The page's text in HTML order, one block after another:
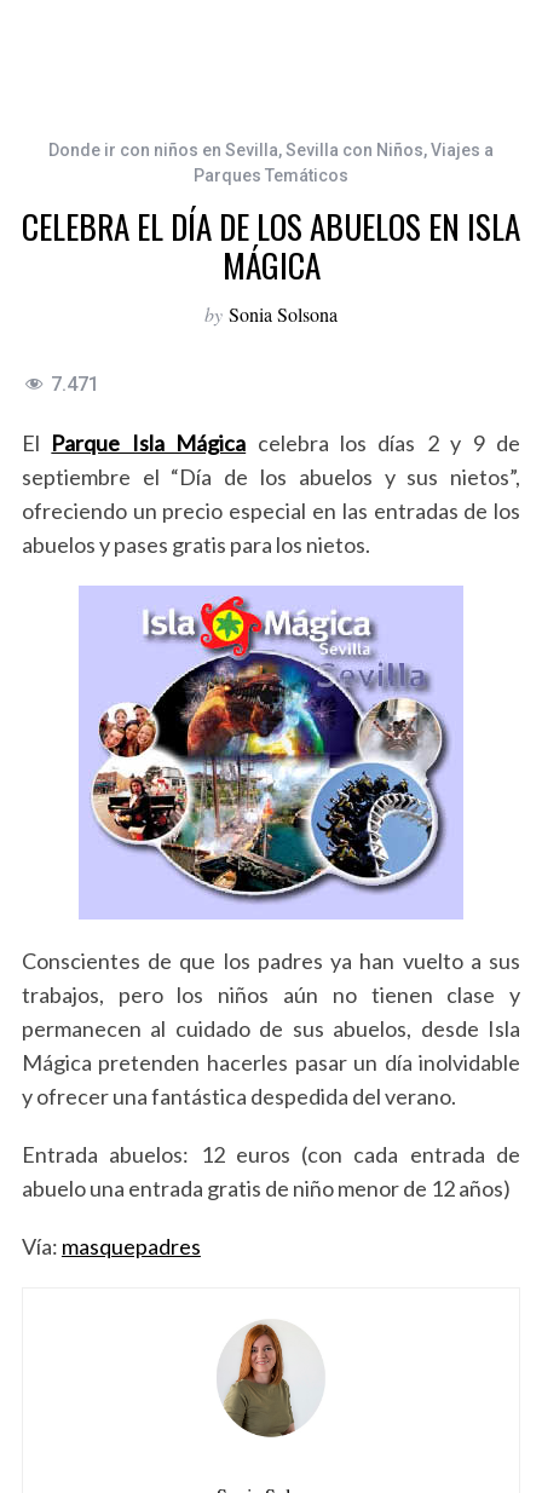
Donde ir con niños en Sevilla,Sevilla con Niños,Viajes a
Parques Temáticos
CELEBRA EL DÍA DE LOS ABUELOS EN ISLA
MÁGICA
by Sonia Solsona
7.471
El Parque Isla Mágica celebra los días 2 y 9 de
septiembre el “Día de los abuelos y sus nietos”,
ofreciendo un precio especial en las entradas de los
abuelos y pases gratis para los nietos.
Conscientes de que los padres ya han vuelto a sus
trabajos, pero los niños aún no tienen clase y
permanecen al cuidado de sus abuelos, desde Isla
Mágica pretenden hacerles pasar un día inolvidable
y ofrecer una fantástica despedida del verano.
Entrada abuelos: 12 euros (con cada entrada de
abuelo una entrada gratis de niño menor de 12 años)
Vía: masquepadres